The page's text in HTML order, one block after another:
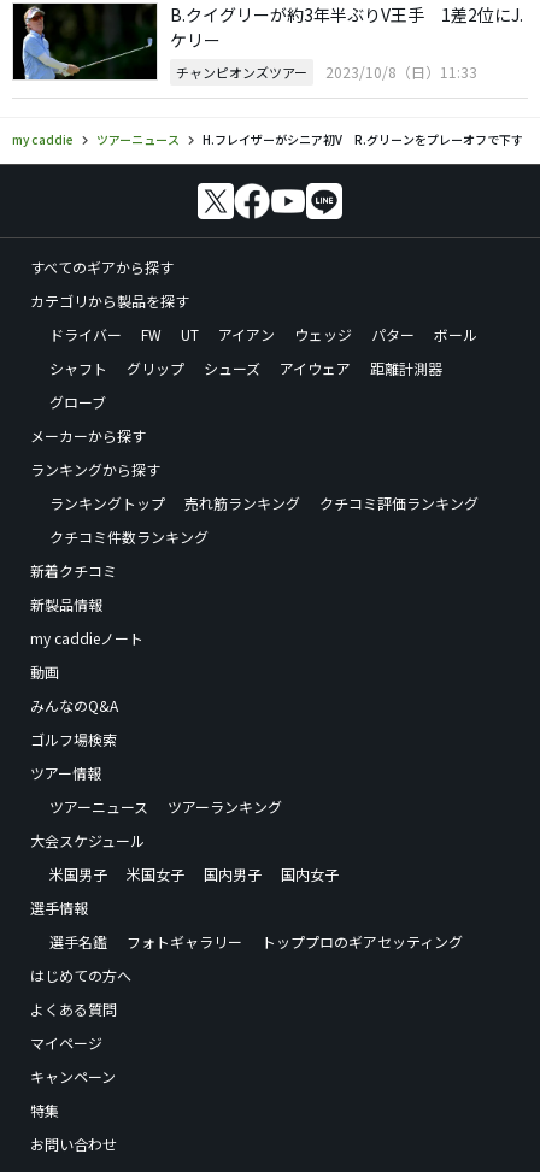
B.クイグリーが約3年半ぶりV王手 1差2位にJ.
ケリー
チャンピオンズツアー 2023/10/8（日）11:33
my caddie ツアーニュース H.フレイザーがシニア初V R.グリーンをプレーオフで下す
すべてのギアから探す
カテゴリから製品を探す
ドライバー
FW UT アイアン ウェッジ パター
ボール
シャフト
グリップ シューズ アイウェア
距離計測器
グローブ
メーカーから探す
ランキングから探す
ランキングトップ
売れ筋ランキング
クチコミ評価ランキング
クチコミ件数ランキング
新着クチコミ
新製品情報
my caddieノート
動画
みんなのQ&A
ゴルフ場検索
ツアー情報
ツアーニュース
ツアーランキング
大会スケジュール
米国男子
米国女子 国内男子
国内女子
選手情報
選手名鑑
フォトギャラリー
トッププロのギアセッティング
はじめての方へ
よくある質問
マイページ
キャンペーン
特集
お問い合わせ